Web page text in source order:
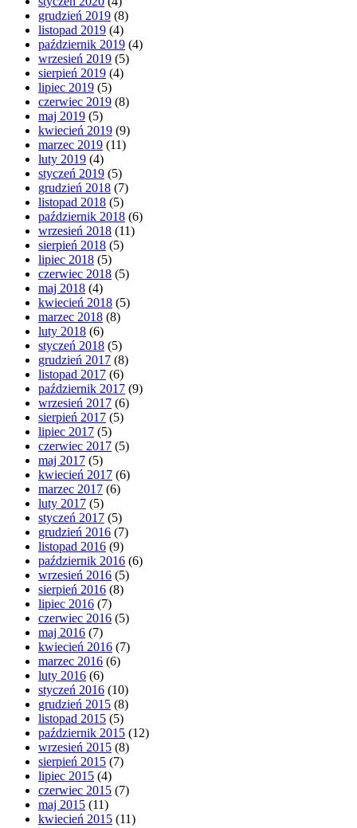
grudzień 2019 (8)
listopad 2019 (4)
październik 2019 (4)
wrzesień 2019 (5)
sierpień 2019 (4)
lipiec 2019 (5)
czerwiec 2019 (8)
maj 2019 (5)
kwiecień 2019 (9)
marzec 2019 (11)
luty 2019 (4)
styczeń 2019 (5)
grudzień 2018 (7)
listopad 2018 (5)
październik 2018 (6)
wrzesień 2018 (11)
sierpień 2018 (5)
lipiec 2018 (5)
czerwiec 2018 (5)
maj 2018 (4)
kwiecień 2018 (5)
marzec 2018 (8)
luty 2018 (6)
styczeń 2018 (5)
grudzień 2017 (8)
listopad 2017 (6)
październik 2017 (9)
wrzesień 2017 (6)
sierpień 2017 (5)
lipiec 2017 (5)
czerwiec 2017 (5)
maj 2017 (5)
kwiecień 2017 (6)
marzec 2017 (6)
luty 2017 (5)
styczeń 2017 (5)
grudzień 2016 (7)
listopad 2016 (9)
październik 2016 (6)
wrzesień 2016 (5)
sierpień 2016 (8)
lipiec 2016 (7)
czerwiec 2016 (5)
maj 2016 (7)
kwiecień 2016 (7)
marzec 2016 (6)
luty 2016 (6)
styczeń 2016 (10)
grudzień 2015 (8)
listopad 2015 (5)
październik 2015 (12)
wrzesień 2015 (8)
sierpień 2015 (7)
lipiec 2015 (4)
czerwiec 2015 (7)
maj 2015 (11)
kwiecień 2015 (11)